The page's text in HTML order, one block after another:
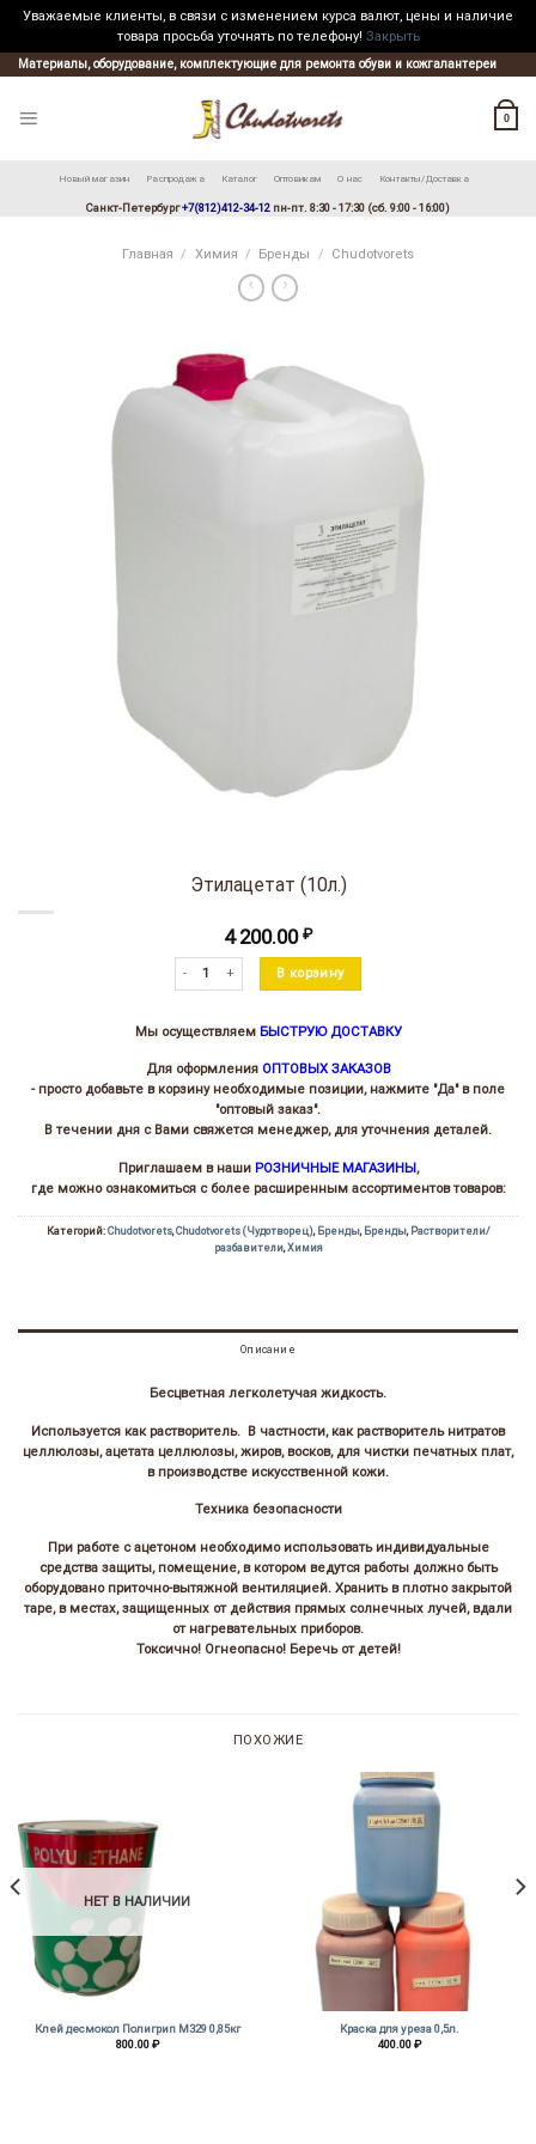
Уважаемые клиенты, в связи с изменением курса валют, цены и наличие
товара просьба уточнять по телефону! Закрыть
Skip
to
Материалы, оборудование, комплектующие для ремонта обуви и кожгалантереи
0
Новый магазин Распродажа Каталог Оптовикам О нас Контакты/Доставка
Санкт-Петербург+7(812)412-34-12 пн-пт. 8:30 - 17:30 (сб. 9:00 - 16:00)
Главная / Химия / Бренды / Chudotvorets
Этилацетат (10л.)
4 200.00 ₽
Количество товара Этилацетат (10л.)
В корзину
Мы осуществляем БЫСТРУЮ ДОСТАВКУ
Для оформления ОПТОВЫХ ЗАКАЗОВ
- просто добавьте в корзину необходимые позиции, нажмите "Да" в поле
"оптовый заказ".
В течении дня с Вами свяжется менеджер, для уточнения деталей.
Приглашаем в наши РОЗНИЧНЫЕ МАГАЗИНЫ,
где можно ознакомиться с более расширенным ассортиментов товаров:
Категорий: Chudotvorets,Chudotvorets (Чудотворец), Бренды, Бренды, Растворители/
разбавители,Химия
Описание
Бесцветная легколетучая жидкость.
Используется как растворитель. В частности, как растворитель нитратов
целлюлозы, ацетата целлюлозы, жиров, восков, для чистки печатных плат,
в производстве искусственной кожи.
Техника безопасности
При работе с ацетоном необходимо использовать индивидуальные
средства защиты, помещение, в котором ведутся работы должно быть
оборудовано приточно-вытяжной вентиляцией. Хранить в плотно закрытой
таре, в местах, защищенных от действия прямых солнечных лучей, вдали
от нагревательных приборов.
Токсично! Огнеопасно! Беречь от детей!
ПОХОЖИЕ
НЕТ В НАЛИЧИИ
Клей десмокол Полигрип М329 0,85кг
800.00₽
Краска для уреза 0,5л.
400.00₽